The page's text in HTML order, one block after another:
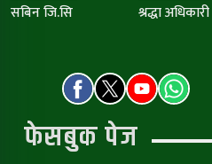
सबिन जि.सि श्रद्धा अधिकारी
फेसबुक पेज